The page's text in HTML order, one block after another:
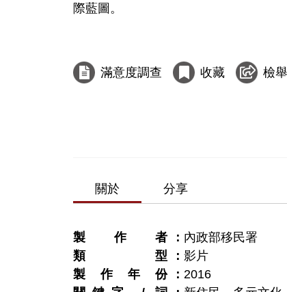
際藍圖。
滿意度調查 收藏 檢舉
關於 分享
製作者
內政部移民署
類型
影片
製作年份
2016